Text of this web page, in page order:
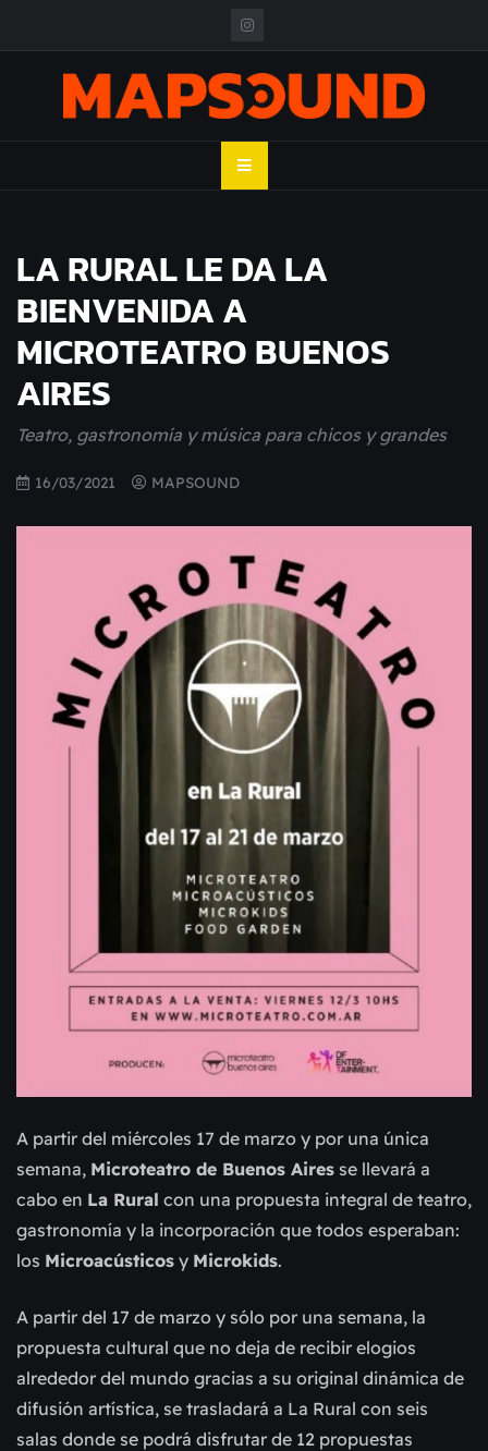
MAPSOUND
LA RURAL LE DA LA
BIENVENIDA A
MICROTEATRO BUENOS
AIRES
Teatro, gastronomía y música para chicos y grandes
16/03/2021 MAPSOUND
A partir del miércoles 17 de marzo y por una única
semana, Microteatro de Buenos Aires se llevará a
cabo en La Rural con una propuesta integral de teatro,
gastronomía y la incorporación que todos esperaban:
los Microacústicos y Microkids.
A partir del 17 de marzo y sólo por una semana, la
propuesta cultural que no deja de recibir elogios
alrededor del mundo gracias a su original dinámica de
difusión artística, se trasladará a La Rural con seis
salas donde se podrá disfrutar de 12 propuestas